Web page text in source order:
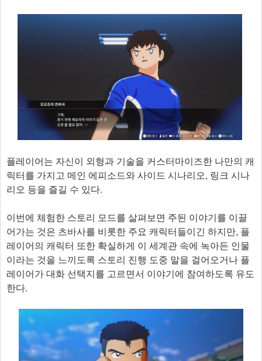
플레이어는 자신이 외형과 기술을 커스터마이즈한 나만의 캐
릭터를 가지고 메인 에피소드와 사이드 시나리오, 링크 시나
리오 등을 즐길 수 있다.
이번에 체험한 스토리 모드를 살펴보면 주된 이야기를 이끌
어가는 것은 츠바사를 비롯한 주요 캐릭터들이긴 하지만, 플
레이어의 캐릭터 또한 확실하게 이 세계관 속에 녹아든 인물
이라는 것을 느끼도록 스토리 진행 도중 말을 걸어오거나 플
레이어가 대화 선택지를 고르면서 이야기에 참여하도록 유도
한다.